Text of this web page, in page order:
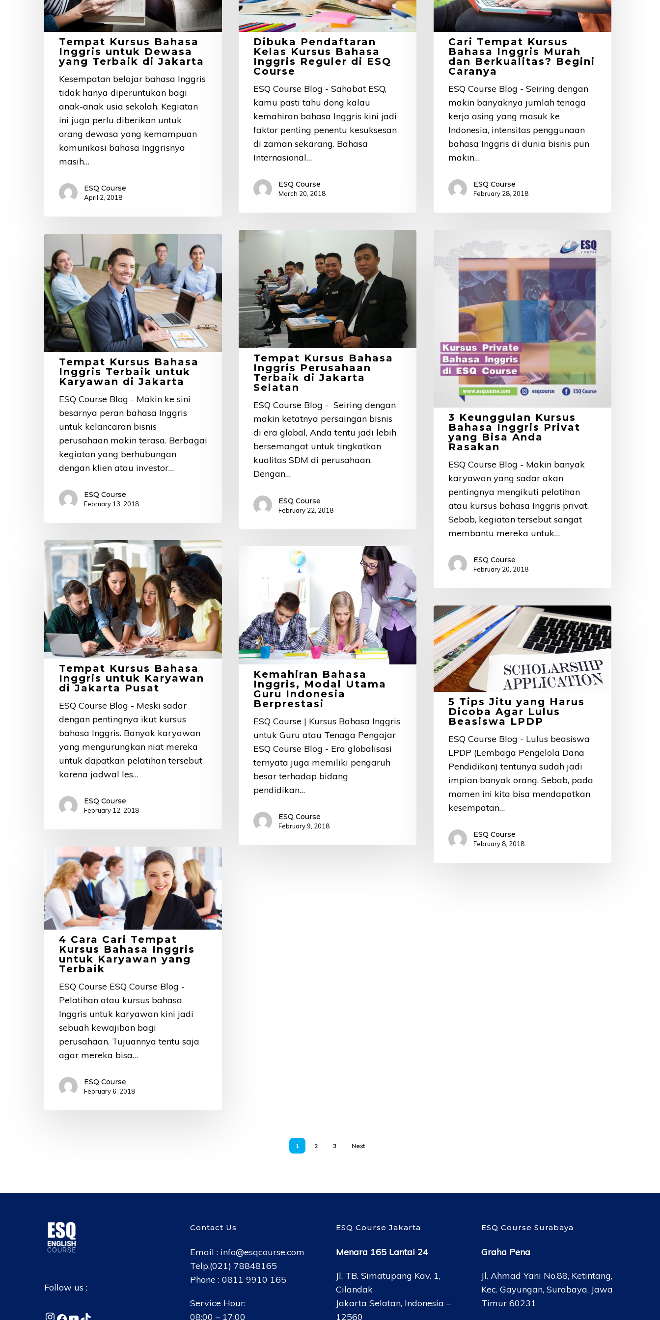
Terbaik
di
Jakarta
Tempat Kursus Bahasa
Inggris untuk Dewasa
yang Terbaik di Jakarta
Kesempatan belajar bahasa Inggris
tidak hanya diperuntukan bagi
anak-anak usia sekolah. Kegiatan
ini juga perlu diberikan untuk
orang dewasa yang kemampuan
komunikasi bahasa Inggrisnya
masih…
ESQ Course
April 2, 2018
di
ESQ
CourseDibuka Pendaftaran
Kelas Kursus Bahasa
Inggris Reguler di ESQ
Course
ESQ Course Blog - Sahabat ESQ,
kamu pasti tahu dong kalau
kemahiran bahasa Inggris kini jadi
faktor penting penentu kesuksesan
di zaman sekarang. Bahasa
Internasional…
ESQ Course
March 20, 2018
Berkualitas?
Begini
Caranya
Cari Tempat Kursus
Bahasa Inggris Murah
dan Berkualitas? Begini
Caranya
ESQ Course Blog - Seiring dengan
makin banyaknya jumlah tenaga
kerja asing yang masuk ke
Indonesia, intensitas penggunaan
bahasa Inggris di dunia bisnis pun
makin…
ESQ Course
February 28, 2018
Tempat
Inggris
Perusahaan
Terbaik
di
Jakarta
Selatan
Tempat Kursus Bahasa
Inggris Perusahaan
Terbaik di Jakarta
Selatan
ESQ Course Blog - Seiring dengan
makin ketatnya persaingan bisnis
di era global, Anda tentu jadi lebih
bersemangat untuk tingkatkan
kualitas SDM di perusahaan.
Dengan…
ESQ Course
February 22, 2018
Keunggulan
Kursus
Bahasa
Inggris
Anda
Rasakan
3 Keunggulan Kursus
Bahasa Inggris Privat
yang Bisa Anda
Rasakan
ESQ Course Blog - Makin banyak
karyawan yang sadar akan
pentingnya mengikuti pelatihan
atau kursus bahasa Inggris privat.
Sebab, kegiatan tersebut sangat
membantu mereka untuk…
ESQ Course
February 20, 2018
Kursus
Bahasa
Inggris
Terbaik
untuk
Karyawan
di
Jakarta
Tempat Kursus Bahasa
Inggris Terbaik untuk
Karyawan di Jakarta
ESQ Course Blog - Makin ke sini
besarnya peran bahasa Inggris
untuk kelancaran bisnis
perusahaan makin terasa. Berbagai
kegiatan yang berhubungan
dengan klien atau investor…
ESQ Course
February 13, 2018
Tempat
Kursus
Bahasa
Inggris
untuk
Karyawan
di
Jakarta
Pusat
Tempat Kursus Bahasa
Inggris untuk Karyawan
di Jakarta Pusat
ESQ Course Blog - Meski sadar
dengan pentingnya ikut kursus
bahasa Inggris. Banyak karyawan
yang mengurungkan niat mereka
untuk dapatkan pelatihan tersebut
karena jadwal les…
ESQ Course
February 12, 2018
Inggris,
Guru
Indonesia
Berprestasi
Kemahiran Bahasa
Inggris, Modal Utama
Guru Indonesia
Berprestasi
ESQ Course | Kursus Bahasa Inggris
untuk Guru atau Tenaga Pengajar
ESQ Course Blog - Era globalisasi
ternyata juga memiliki pengaruh
besar terhadap bidang
pendidikan…
ESQ Course
February 9, 2018
Tips
Jitu
yang
Harus
Dicoba
Agar
Lulus
Beasiswa
LPDP
5 Tips Jitu yang Harus
Dicoba Agar Lulus
Beasiswa LPDP
ESQ Course Blog - Lulus beasiswa
LPDP (Lembaga Pengelola Dana
Pendidikan) tentunya sudah jadi
impian banyak orang. Sebab, pada
momen ini kita bisa mendapatkan
kesempatan…
ESQ Course
February 8, 2018
Cara
Cari
Tempat
Kursus
Bahasa
Inggris
untuk
Karyawan
Terbaik
4 Cara Cari Tempat
Kursus Bahasa Inggris
untuk Karyawan yang
Terbaik
ESQ Course ESQ Course Blog -
Pelatihan atau kursus bahasa
Inggris untuk karyawan kini jadi
sebuah kewajiban bagi
perusahaan. Tujuannya tentu saja
agar mereka bisa…
ESQ Course
February 6, 2018
1 2 3 Next
Follow us :
Instagram
Contact Us
Email : info@esqcourse.com
Telp.(021) 78848165
Phone : 0811 9910 165
Service Hour:
08:00 – 17:00
ESQ Course Jakarta
Menara 165 Lantai 24
Jl. TB. Simatupang Kav. 1,
Cilandak
Jakarta Selatan, Indonesia –
12560
ESQ Course Surabaya
Graha Pena
Jl. Ahmad Yani No.88, Ketintang,
Kec. Gayungan, Surabaya, Jawa
Timur 60231